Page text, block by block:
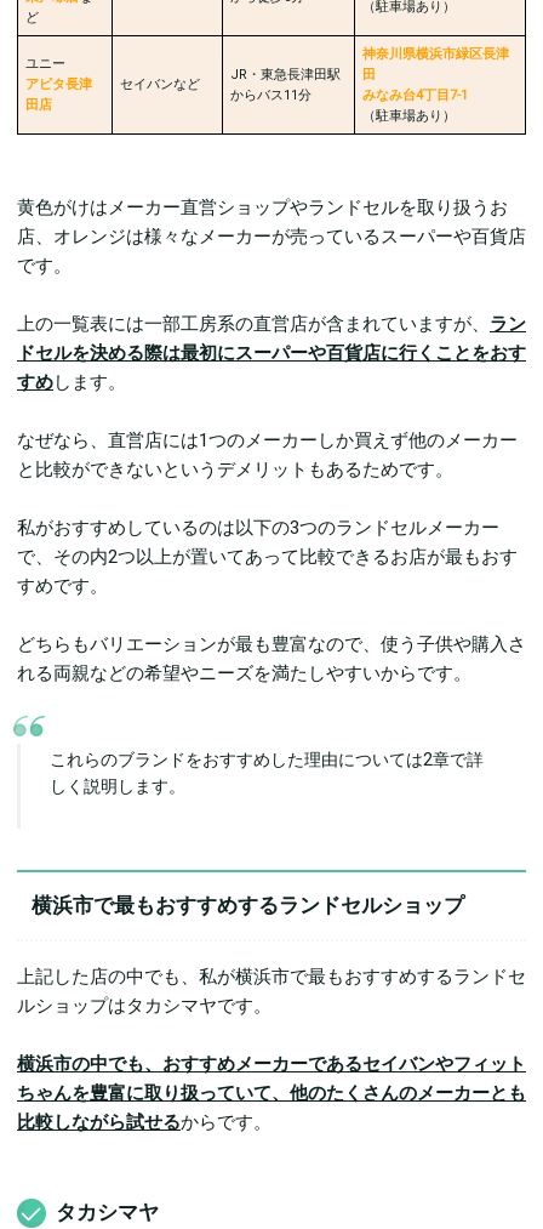
ど
（駐車場︎︎︎あり）
ユニー
アピタ長津
田店
セイバンなど
JR・東急長津田駅
からバス11分
神奈川県横浜市緑区長津
田
みなみ台4丁目7-1
（駐車場︎︎︎あり）
黄色がけはメーカー直営ショップやランドセルを取り扱うお
店、オレンジは様々なメーカーが売っているスーパーや百貨店
です。
上の一覧表には一部工房系の直営店が含まれていますが、 ラン
ドセルを決める際は最初にスーパーや百貨店に行くことをおす
すめします。
なぜなら、直営店には1つのメーカーしか買えず他のメーカー
と比較ができないというデメリットもあるためです。
私がおすすめしているのは以下の3つのランドセルメーカー
で、その内2つ以上が置いてあって比較できるお店が最もおす
すめです。
どちらもバリエーションが最も豊富なので、使う子供や購入さ
れる両親などの希望やニーズを満たしやすいからです。
これらのブランドをおすすめした理由については2章で詳
しく説明します。
横浜市で最もおすすめするランドセルショップ
上記した店の中でも、私が横浜市で最もおすすめするランドセ
ルショップはタカシマヤです。
横浜市の中でも、おすすめメーカーであるセイバンやフィット
ちゃんを豊富に取り扱っていて、他のたくさんのメーカーとも
比較しながら試せるからです。
タカシマヤ